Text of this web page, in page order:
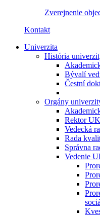
Zverejnenie
Kontakt
Univerzita
História
Bývalí
Čestní
Orgány
Rektor
Vedecká
Rada
Správna
Vedenie